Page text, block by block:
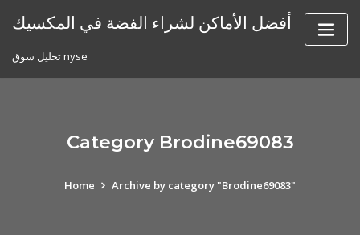
أفضل الأماكن لشراء الفضة في المكسيك
تحليل سوق nyse
Category Brodine69083
Home Archive by category "Brodine69083"